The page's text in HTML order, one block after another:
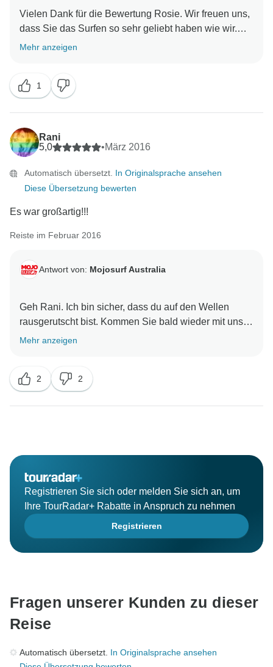
Vielen Dank für die Bewertung Rosie. Wir freuen uns,
dass Sie das Surfen so sehr geliebt haben wie wir.
Mehr anzeigen
1
Rani
5,0
•März 2016
Automatisch übersetzt. In Originalsprache ansehen
Diese Übersetzung bewerten
Es war großartig!!!
Reiste im Februar 2016
Antwort von: Mojosurf Australia
Geh Rani. Ich bin sicher, dass du auf den Wellen
rausgerutscht bist. Kommen Sie bald wieder mit uns
Mehr anzeigen
2 2
Registrieren Sie sich oder melden Sie sich an, um
Ihre TourRadar+ Rabatte in Anspruch zu nehmen
Registrieren
Fragen unserer Kunden zu dieser
Reise
Automatisch übersetzt. In Originalsprache ansehen